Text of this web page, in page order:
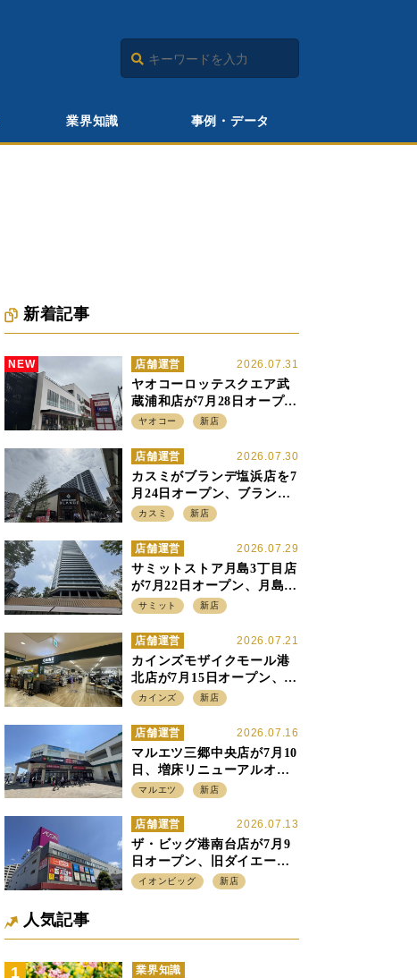
業界知識 事例・データ
新着記事
NEW 2026.07.31
店舗運営
ヤオコーロッテスクエア武
蔵浦和店が7月28日オープ
ン、至近の惣菜繁盛店・武
すみ分け
ヤオコー 新店
2026.07.30
店舗運営
カスミがブランデ塩浜店を7
月24日オープン、ブランデ5
店目は生鮮、デリカ強化の
入れ
カスミ 新店
2026.07.29
店舗運営
サミットストア月島3丁目店
が7月22日オープン、月島の
58階建てタワーマンション1
を出店
サミット 新店
2026.07.21
店舗運営
カインズモザイクモール港
北店が7月15日オープン、出
店強化の神奈川県、駅前
カインズ 新店
2026.07.16
店舗運営
マルエツ三郷中央店が7月10
日、増床リニューアルオー
プン、「アーバン500坪モデ
立地受け、寿司を象徴に
マルエツ 新店
2026.07.13
店舗運営
ザ・ビッグ港南台店が7月9
日オープン、旧ダイエー店
舗を受け継ぎ、DS、SM激
イオンビッグ 新店
人気記事
業界知識